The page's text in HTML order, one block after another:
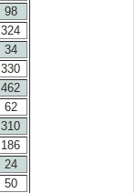
98
324
34
330
462
62
310
186
24
50